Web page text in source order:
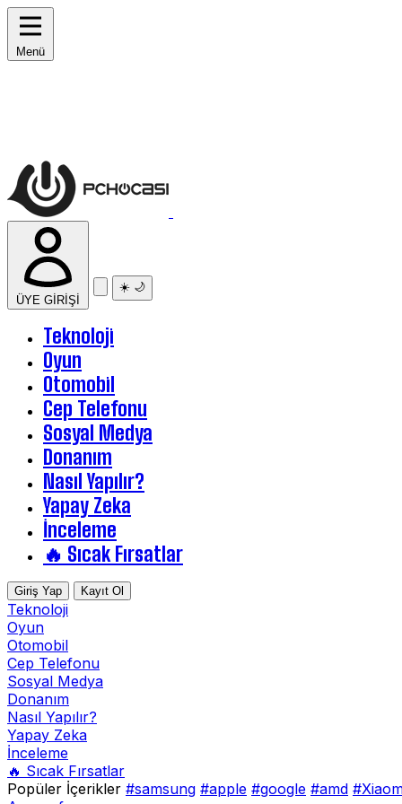
Menü
ÜYE GİRİŞİ
☀️ 🌙
Teknoloji
Oyun
Otomobil
Cep Telefonu
Sosyal Medya
Donanım
Nasıl Yapılır?
Yapay Zeka
İnceleme
🔥 Sıcak Fırsatlar
Giriş Yap Kayıt Ol
Teknoloji
Oyun
Otomobil
Cep Telefonu
Sosyal Medya
Donanım
Nasıl Yapılır?
Yapay Zeka
İnceleme
🔥 Sıcak Fırsatlar
Popüler İçerikler #samsung #apple #google #amd